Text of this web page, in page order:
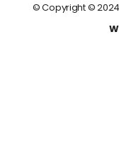
© Copyright ©